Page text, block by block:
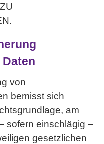
von
bemisst sich
am
sofern einschlägig –
gesetzlichen